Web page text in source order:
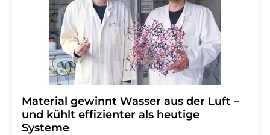
Material gewinnt Wasser aus der Luft –
und kühlt effizienter als heutige
Systeme